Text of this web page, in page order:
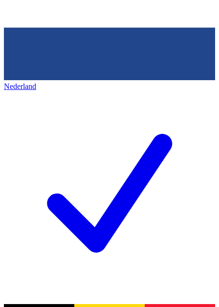
Nederland